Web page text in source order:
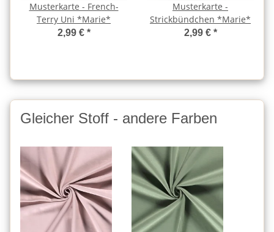
Musterkarte - French-
Terry Uni *Marie*
2,99 € *
Musterkarte -
Strickbündchen *Marie*
2,99 € *
Gleicher Stoff - andere Farben